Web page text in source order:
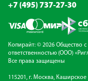
+7 (495) 737-27-30
Копирайт: © 2026 Общество
ответственностью (ООО)
Все права защищены
115201, г. Москва, Каширское